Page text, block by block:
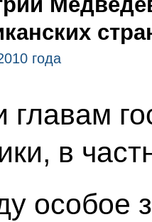
года
главам
в
особое